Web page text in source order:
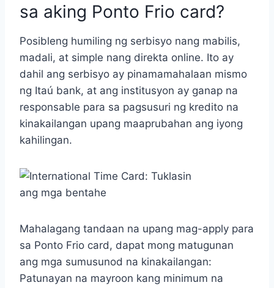
sa aking Ponto Frio card?
Posibleng humiling ng serbisyo nang mabilis,
madali, at simple nang direkta online. Ito ay
dahil ang serbisyo ay pinamamahalaan mismo
ng Itaú bank, at ang institusyon ay ganap na
responsable para sa pagsusuri ng kredito na
kinakailangan upang maaprubahan ang iyong
kahilingan.
Mahalagang tandaan na upang mag-apply para
sa Ponto Frio card, dapat mong matugunan
ang mga sumusunod na kinakailangan:
Patunayan na mayroon kang minimum na